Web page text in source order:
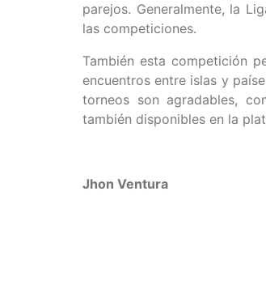
parejos. Generalmente, la
las competiciones.
También esta competición
encuentros entre islas y
torneos son agradables,
también disponibles en la
Jhon Ventura